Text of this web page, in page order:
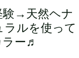
験→天然ヘナ
ラルを使って
ー♬